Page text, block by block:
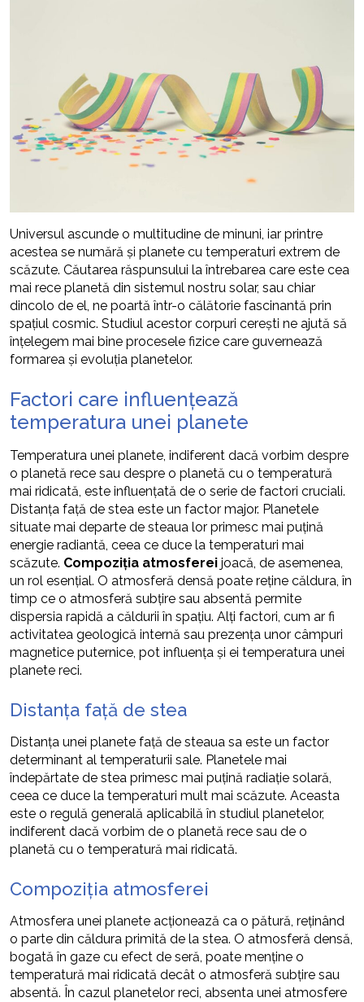
Universul ascunde o multitudine de minuni, iar printre
acestea se numără și planete cu temperaturi extrem de
scăzute. Căutarea răspunsului la întrebarea care este cea
mai rece planetă din sistemul nostru solar, sau chiar
dincolo de el, ne poartă într-o călătorie fascinantă prin
spațiul cosmic. Studiul acestor corpuri cerești ne ajută să
înțelegem mai bine procesele fizice care guvernează
formarea și evoluția planetelor.
Factori care influențează
temperatura unei planete
Temperatura unei planete, indiferent dacă vorbim despre
o planetă rece sau despre o planetă cu o temperatură
mai ridicată, este influențată de o serie de factori cruciali.
Distanța față de stea este un factor major. Planetele
situate mai departe de steaua lor primesc mai puțină
energie radiantă, ceea ce duce la temperaturi mai
scăzute. Compoziția atmosferei joacă, de asemenea,
un rol esențial. O atmosferă densă poate reține căldura, în
timp ce o atmosferă subțire sau absentă permite
dispersia rapidă a căldurii în spațiu. Alți factori, cum ar fi
activitatea geologică internă sau prezența unor câmpuri
magnetice puternice, pot influența și ei temperatura unei
planete reci.
Distanța față de stea
Distanța unei planete față de steaua sa este un factor
determinant al temperaturii sale. Planetele mai
îndepărtate de stea primesc mai puțină radiație solară,
ceea ce duce la temperaturi mult mai scăzute. Aceasta
este o regulă generală aplicabilă în studiul planetelor,
indiferent dacă vorbim de o planetă rece sau de o
planetă cu o temperatură mai ridicată.
Compoziția atmosferei
Atmosfera unei planete acționează ca o pătură, reținând
o parte din căldura primită de la stea. O atmosferă densă,
bogată în gaze cu efect de seră, poate menține o
temperatură mai ridicată decât o atmosferă subțire sau
absentă. În cazul planetelor reci, absenta unei atmosfere